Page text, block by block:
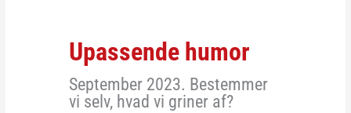
Upassende humor
September 2023. Bestemmer
vi selv, hvad vi griner af?